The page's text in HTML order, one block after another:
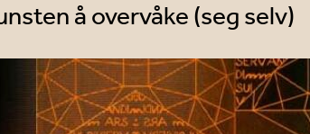
å overvåke (seg selv)